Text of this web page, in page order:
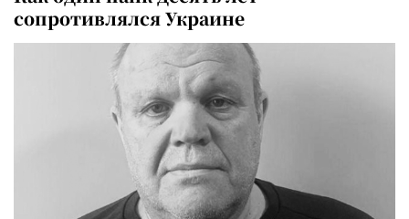
сопротивлялся Украине